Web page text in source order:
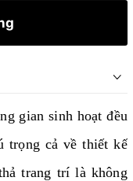
gian sinh hoạt đều
trọng cả về thiết kế
trang trí là không